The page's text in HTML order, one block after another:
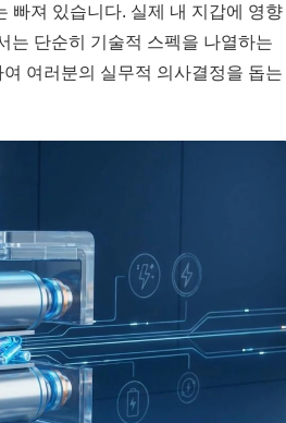
빠져 있습니다. 실제 내 지갑에 영향
는 단순히 기술적 스펙을 나열하는
여러분의 실무적 의사결정을 돕는